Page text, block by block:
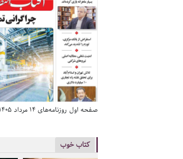
صفحه اول روزنامه‌های 14 مرداد 1405
کتاب خوب